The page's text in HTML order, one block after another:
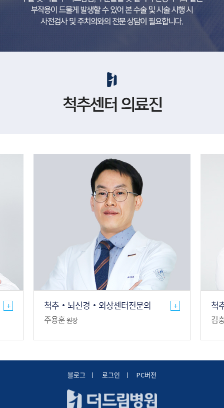
+ 척추·뇌신경·외상센터전문의
주용훈원장
+ 척
김
블로그 로그인 PC버전